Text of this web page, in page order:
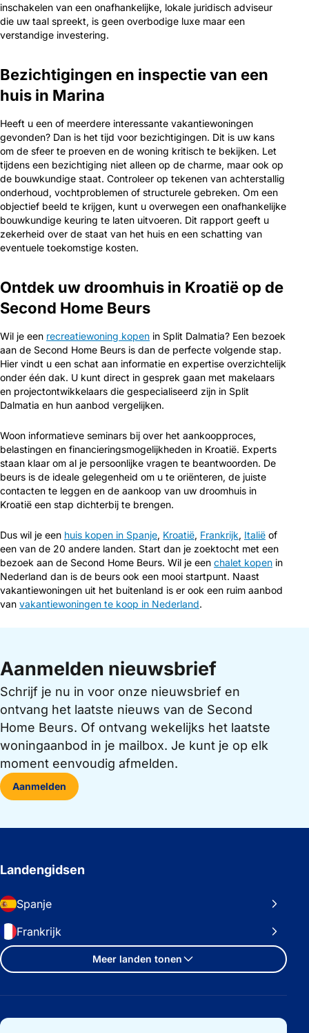
inschakelen van een onafhankelijke, lokale juridisch adviseur
die uw taal spreekt, is geen overbodige luxe maar een
verstandige investering.
Bezichtigingen en inspectie van een
huis in Marina
Heeft u een of meerdere interessante vakantiewoningen
gevonden? Dan is het tijd voor bezichtigingen. Dit is uw kans
om de sfeer te proeven en de woning kritisch te bekijken. Let
tijdens een bezichtiging niet alleen op de charme, maar ook op
de bouwkundige staat. Controleer op tekenen van achterstallig
onderhoud, vochtproblemen of structurele gebreken. Om een
objectief beeld te krijgen, kunt u overwegen een onafhankelijke
bouwkundige keuring te laten uitvoeren. Dit rapport geeft u
zekerheid over de staat van het huis en een schatting van
eventuele toekomstige kosten.
Ontdek uw droomhuis in Kroatië op de
Second Home Beurs
Wil je een recreatiewoning kopen in Split Dalmatia? Een bezoek
aan de Second Home Beurs is dan de perfecte volgende stap.
Hier vindt u een schat aan informatie en expertise overzichtelijk
onder één dak. U kunt direct in gesprek gaan met makelaars
en projectontwikkelaars die gespecialiseerd zijn in Split
Dalmatia en hun aanbod vergelijken.
Woon informatieve seminars bij over het aankoopproces,
belastingen en financieringsmogelijkheden in Kroatië. Experts
staan klaar om al je persoonlijke vragen te beantwoorden. De
beurs is de ideale gelegenheid om u te oriënteren, de juiste
contacten te leggen en de aankoop van uw droomhuis in
Kroatië een stap dichterbij te brengen.
Dus wil je een huis kopen in Spanje, Kroatië, Frankrijk, Italië of
een van de 20 andere landen. Start dan je zoektocht met een
bezoek aan de Second Home Beurs. Wil je een chalet kopen in
Nederland dan is de beurs ook een mooi startpunt. Naast
vakantiewoningen uit het buitenland is er ook een ruim aanbod
van vakantiewoningen te koop in Nederland.
Aanmelden nieuwsbrief
Schrijf je nu in voor onze nieuwsbrief en
ontvang het laatste nieuws van de Second
Home Beurs. Of ontvang wekelijks het laatste
woningaanbod in je mailbox. Je kunt je op elk
moment eenvoudig afmelden.
Aanmelden
Landengidsen
Spanje
Frankrijk
Meer landen tonen
Belangrijke links